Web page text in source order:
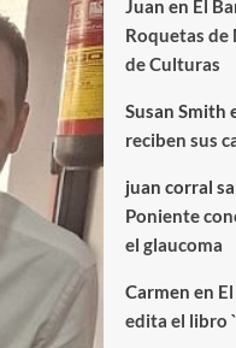
Juan en El
Roquetas de
de Culturas
Susan Smith
reciben sus
juan corral
Poniente
el glaucoma
Carmen en
edita el libro